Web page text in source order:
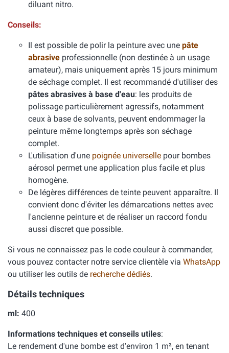
diluant nitro.
Conseils:
Il est possible de polir la peinture avec une pâte
abrasive professionnelle (non destinée à un usage
amateur), mais uniquement après 15 jours minimum
de séchage complet. Il est recommandé d'utiliser des
pâtes abrasives à base d'eau: les produits de
polissage particulièrement agressifs, notamment
ceux à base de solvants, peuvent endommager la
peinture même longtemps après son séchage
complet.
L'utilisation d'une poignée universelle pour bombes
aérosol permet une application plus facile et plus
homogène.
De légères différences de teinte peuvent apparaître. Il
convient donc d'éviter les démarcations nettes avec
l'ancienne peinture et de réaliser un raccord fondu
aussi discret que possible.
Si vous ne connaissez pas le code couleur à commander,
vous pouvez contacter notre service clientèle via WhatsApp
ou utiliser les outils de recherche dédiés.
Détails techniques
ml: 400
Informations techniques et conseils utiles:
Le rendement d'une bombe est d'environ 1 m², en tenant